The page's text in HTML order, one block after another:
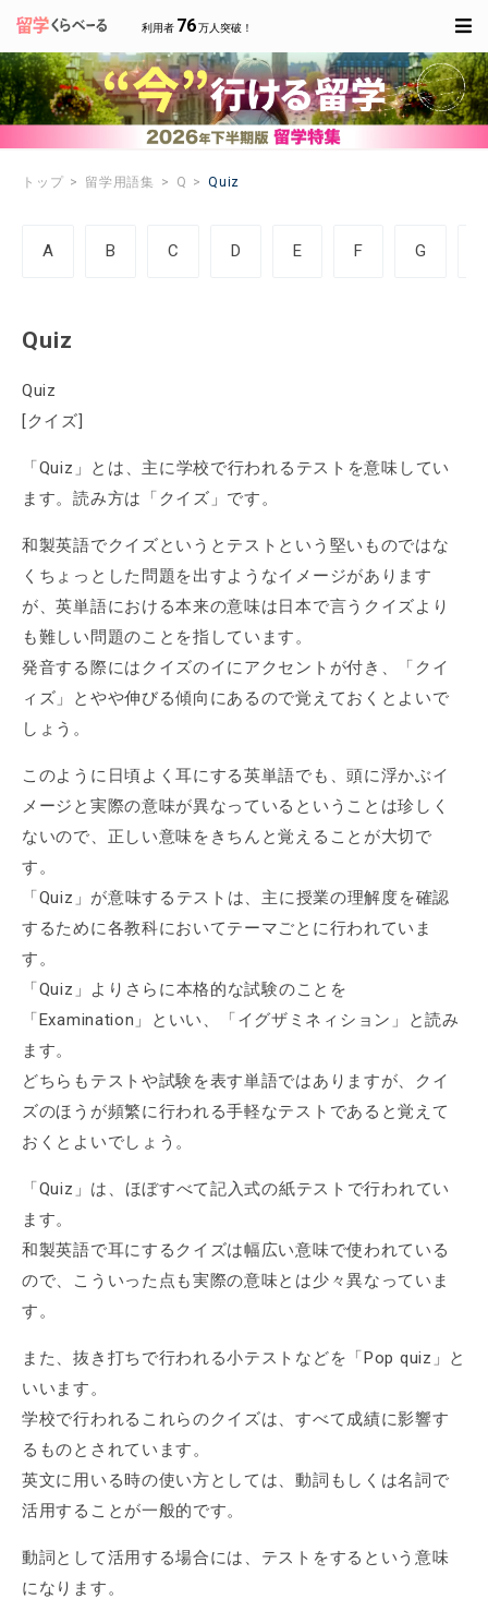
利用者 76万人突破！
トップ 留学用語集 Q Quiz
A B C D E F G
Quiz
Quiz
[クイズ]
「Quiz」とは、主に学校で行われるテストを意味してい
ます。読み方は「クイズ」です。
和製英語でクイズというとテストという堅いものではな
くちょっとした問題を出すようなイメージがあります
が、英単語における本来の意味は日本で言うクイズより
も難しい問題のことを指しています。
発音する際にはクイズのイにアクセントが付き、「クイ
ィズ」とやや伸びる傾向にあるので覚えておくとよいで
しょう。
このように日頃よく耳にする英単語でも、頭に浮かぶイ
メージと実際の意味が異なっているということは珍しく
ないので、正しい意味をきちんと覚えることが大切で
す。
「Quiz」が意味するテストは、主に授業の理解度を確認
するために各教科においてテーマごとに行われていま
す。
「Quiz」よりさらに本格的な試験のことを
「Examination」といい、「イグザミネィション」と読み
ます。
どちらもテストや試験を表す単語ではありますが、クイ
ズのほうが頻繁に行われる手軽なテストであると覚えて
おくとよいでしょう。
「Quiz」は、ほぼすべて記入式の紙テストで行われてい
ます。
和製英語で耳にするクイズは幅広い意味で使われている
ので、こういった点も実際の意味とは少々異なっていま
す。
また、抜き打ちで行われる小テストなどを「Pop quiz」と
いいます。
学校で行われるこれらのクイズは、すべて成績に影響す
るものとされています。
英文に用いる時の使い方としては、動詞もしくは名詞で
活用することが一般的です。
動詞として活用する場合には、テストをするという意味
になります。